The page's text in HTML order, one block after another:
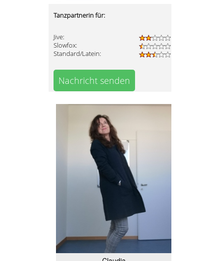
Tanzpartnerin für:
Jive:
Slowfox:
Standard/Latein:
Nachricht senden